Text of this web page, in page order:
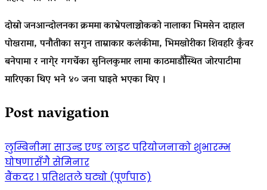
दोस्रोजनआन्दोलनकाक्रममाकाभ्रेपलाञ्चोककोनालाका भिमसेन दाहाल
पोखरामा, पनौतीका सगुन ताम्राकार कलंकीमा, भिमखोरीका शिवहरि कुँवर
बनेपामा र नागे्र गगर्चेका सुनिलकुमार लामा काठमाडौँस्थित जोरपाटीमा
मारिएका थिए भने ४० जना घाइते भएका थिए ।
Post navigation
लुम्बिनीमा साउन्ड एण्ड लाइट परियोजनाको शुभारम्भ
घोषणासँगै सेमिनार
बैंकदर १ प्रतिशतले घट्यो (पूर्णपाठ)